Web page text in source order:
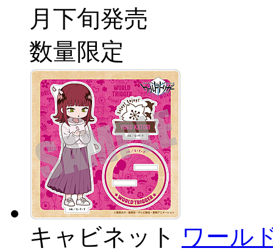
月下旬発売
数量限定
キャビネット ワール